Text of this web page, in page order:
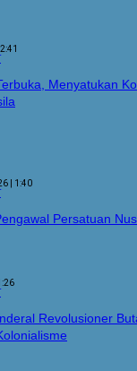
Menyatukan
| 1:40
Persatuan
Revolusioner